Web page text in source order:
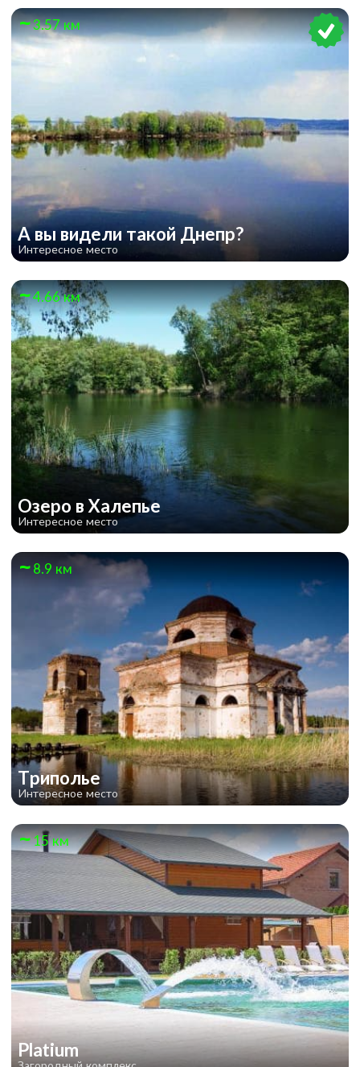
3.57 км
А вы видели такой Днепр?
Интересное место
4.66 км
Озеро в Халепье
Интересное место
8.9 км
Триполье
Интересное место
15 км
Platium